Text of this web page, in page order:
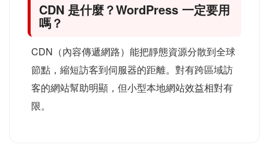
CDN 是什麼？WordPress 一定要用
嗎？
CDN（內容傳遞網路）能把靜態資源分散到全球
節點，縮短訪客到伺服器的距離。對有跨區域訪
客的網站幫助明顯，但小型本地網站效益相對有
限。